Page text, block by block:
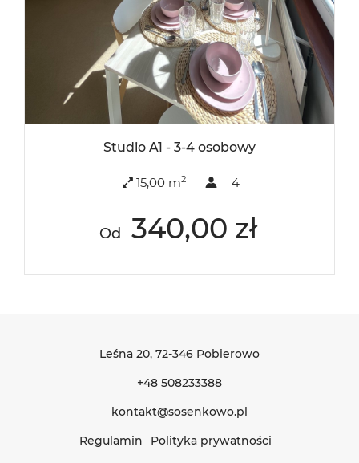
Studio A1 - 3-4 osobowy
15,00 m2 4
Od 340,00 zł
Leśna 20, 72-346 Pobierowo
+48 508233388
kontakt@sosenkowo.pl
Regulamin
Polityka prywatności